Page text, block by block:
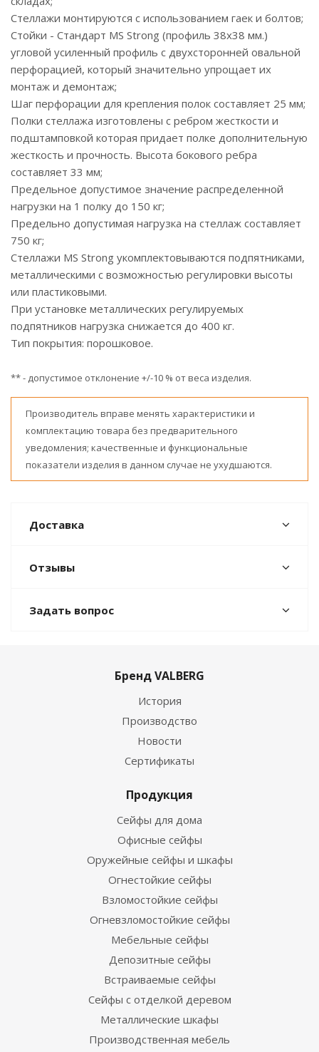
Стеллажи монтируются с использованием гаек и болтов;
Стойки - Стандарт MS Strong (профиль 38x38 мм.)
угловой усиленный профиль с двухсторонней овальной
перфорацией, который значительно упрощает их
монтаж и демонтаж;
Шаг перфорации для крепления полок составляет 25 мм;
Полки стеллажа изготовлены с ребром жесткости и
подштамповкой которая придает полке дополнительную
жесткость и прочность. Высота бокового ребра
составляет 33 мм;
Предельное допустимое значение распределенной
нагрузки на 1 полку до 150 кг;
Предельно допустимая нагрузка на стеллаж составляет
750 кг;
Стеллажи MS Strong укомплектовываются подпятниками,
металлическими с возможностью регулировки высоты
или пластиковыми.
При установке металлических регулируемых
подпятников нагрузка снижается до 400 кг.
Тип покрытия: порошковое.
** - допустимое отклонение +/-10 % от веса изделия.
Производитель вправе менять характеристики и
комплектацию товара без предварительного
уведомления; качественные и функциональные
показатели изделия в данном случае не ухудшаются.
Доставка
Отзывы
Задать вопрос
Бренд VALBERG
История
Производство
Новости
Сертификаты
Продукция
Сейфы для дома
Офисные сейфы
Оружейные сейфы и шкафы
Огнестойкие сейфы
Взломостойкие сейфы
Огневзломостойкие сейфы
Мебельные сейфы
Депозитные сейфы
Встраиваемые сейфы
Сейфы с отделкой деревом
Металлические шкафы
Производственная мебель